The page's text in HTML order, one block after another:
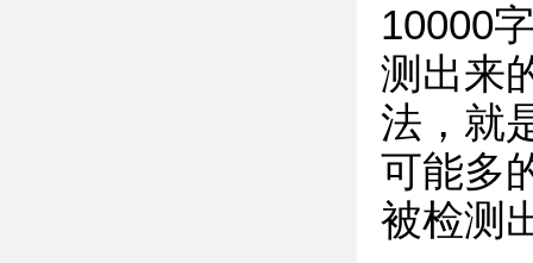
10000
测出来
法，就
可能多
被检测